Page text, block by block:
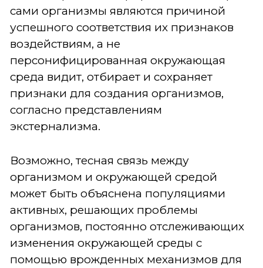
сами организмы являются причиной
успешного соответствия их признаков
воздействиям, а не
персонифицированная окружающая
среда видит, отбирает и сохраняет
признаки для создания организмов,
согласно представлениям
экстернализма.
Возможно, тесная связь между
организмом и окружающей средой
может быть объяснена популяциями
активных, решающих проблемы
организмов, постоянно отслеживающих
изменения окружающей среды с
помощью врожденных механизмов для